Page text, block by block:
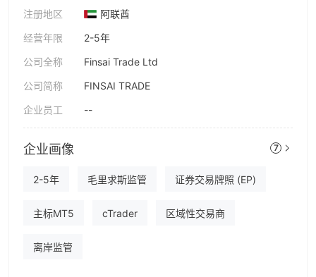
注册地区
阿联酋
经营年限
2-5年
公司全称
Finsai Trade Ltd
公司简称
FINSAI TRADE
企业员工
--
企业画像 7
2-5年 毛里求斯监管 证券交易牌照 (EP)
主标MT5 cTrader 区域性交易商
离岸监管